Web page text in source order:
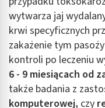
wytwarza jaj
krwi specyficznych
zakażenie tym
kontroli po leczeniu
6 - 9 miesiącach od
także badania z
komputerowej, czy